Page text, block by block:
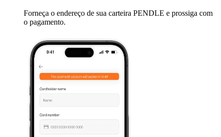
Forneça o endereço de sua carteira PENDLE e prossiga com
o pagamento.